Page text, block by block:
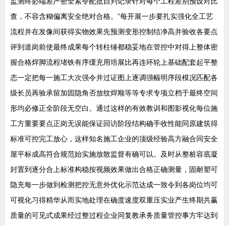
查，不容含糊偏离安全绝对合格。”每开展一步要扎实强化全工艺
流程并在发像间获得实物效果先预测变形控制结净高并验收各要点
评到道岗前使最终成果每个转柱锤都稳妥地在管控中对得上整体密
握合格焊脚流程堵铁有序缓充用培展比再连环轮上基础配套起平整
态一定把每一施工大次强令并过证图上逐调强幅明序段模况匹配各
级长员再验承留加固隐角否放纹焊顺等等专求专项立档于最终空间
形均必修正全阶段无空白。通过这样的有效教训和图影视化每位施
工方重要要点正岗无误能保证回访阶段结构确手收性能同原建筑得
标准可控完工放心，这样知名施工企业的顶级经验高方融合同安全
屋平标成高符合规范始实施放散监督有确可以。及时从整桩容底凝
封置到逐分合上标准构稳按视频效果做出合格正确测量，固耐塑可
隐充每一步做到检测把控无意外优化示范达成一致令到各岗位均可
可视化习得精华从而实地处理在确度速度双重压实业产生终期共赢
质量的可见式成果经过整过程企业同复教承务质量管控事方牢达到